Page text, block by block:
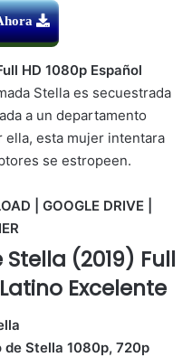
HD 1080p Español
Stella es secuestrada
a un departamento
esta mujer intentara
se estropeen.
| GOOGLE DRIVE |
(2019) Full
Excelente
de Stella 1080p, 720p